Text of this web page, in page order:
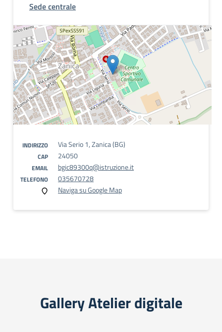
Sede centrale
INDIRIZZO Via Serio 1, Zanica (BG)
CAP 24050
EMAIL bgic89300q@istruzione.it
TELEFONO
035670728
Naviga su Google Map
Gallery Atelier digitale